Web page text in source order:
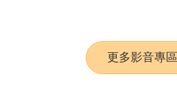
更多影音專區